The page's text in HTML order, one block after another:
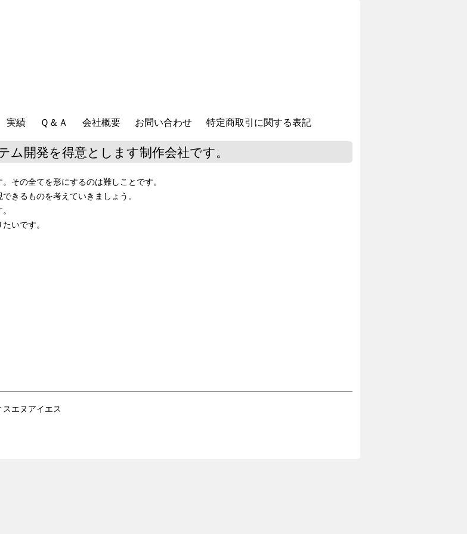
実績 Ｑ＆Ａ 会社概要 お問い合わせ 特定商取引に関する表記
開発を得意とします制作会社です。
その全てを形にするのは難しことです。
きるものを考えていきましょう。
いです。
エヌアイエス